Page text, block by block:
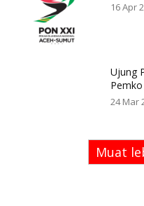
16 Apr
Ujung
24 Mar
Muat